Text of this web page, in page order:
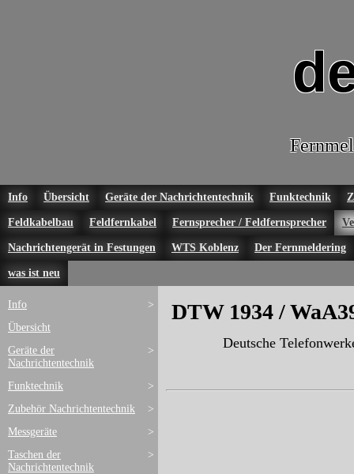
Info Übersicht Geräte der Nachrichtentechnik Funktechnik
Feldkabelbau Feldfernkabel Fernsprecher / Feldfernsprecher
Nachrichtengerät in Festungen WTS Koblenz Der Fernmeldering
was ist neu
>
Info
Übersicht
>
Geräte der
Nachrichtentechnik
>
Funktechnik
>
Zubehör Nachrichtentechnik
>
Messgeräte
>
Taschen der
Nachrichtentechnik
DTW 1934 /
Deutsche